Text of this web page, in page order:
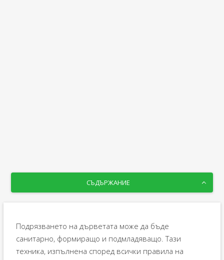
СЪДЪРЖАНИЕ
Подрязването на дърветата може да бъде
санитарно, формиращо и подмладяващо. Тази
техника, изпълнена според всички правила на